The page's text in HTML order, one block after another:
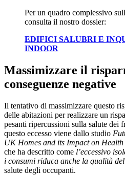
Per un quadro complessivo
consulta il nostro dossier:
EDIFICI SALUBRI E
INDOOR
Massimizzare il
conseguenze negative
Il tentativo di massimizzare questo
delle abitazioni per realizzare un
pesanti ripercussioni sulla salute dei
questo eccesso viene dallo studio
UK Homes and its Impact on Health
che ha descritto come l’eccessivo
i consumi riduca anche la qualità
salute degli occupanti.